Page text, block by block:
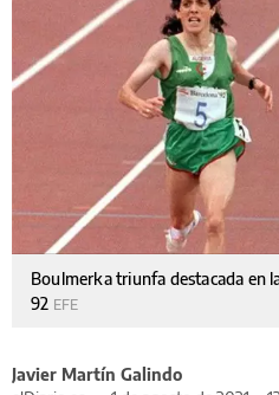
Boulmerka triunfa destacada en
92 EFE
Javier Martín Galindo